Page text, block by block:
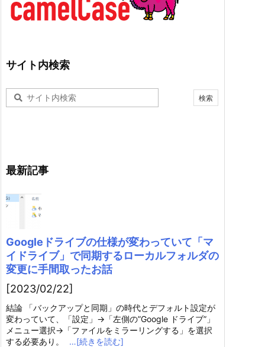
サイト内検索
最新記事
Googleドライブの仕様が変わっていて「マ
イドライブ」で同期するローカルフォルダの
変更に手間取ったお話
[2023/02/22]
結論 「バックアップと同期」の時代とデフォルト設定が
変わっていて、「設定」→「左側の”Google ドライブ”」
メニュー選択→「ファイルをミラーリングする」を選択
する必要あり。
…[続きを読む]